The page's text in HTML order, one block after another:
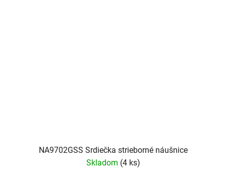
NA9702GSS Srdiečka strieborné náušnice
Skladom (4 ks)